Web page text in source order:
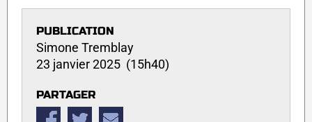
PUBLICATION
Simone Tremblay
23 janvier 2025 (15h40)
PARTAGER